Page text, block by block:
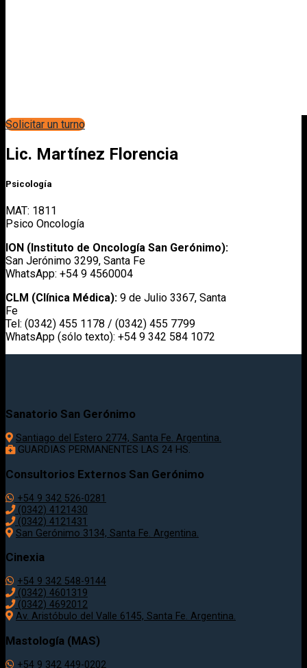
Solicitar un turno
Lic. Martínez Florencia
Psicología
MAT: 1811
Psico Oncología
ION (Instituto de Oncología San Gerónimo):
San Jerónimo 3299, Santa Fe
WhatsApp: +54 9 4560004
CLM (Clínica Médica): 9 de Julio 3367, Santa
Fe
Tel: (0342) 455 1178 / (0342) 455 7799
WhatsApp (sólo texto): +54 9 342 584 1072
Sanatorio San Gerónimo
Santiago del Estero 2774, Santa Fe. Argentina.
GUARDIAS PERMANENTES LAS 24 HS.
Consultorios Externos San Gerónimo
+54 9 342 526-0281
(0342) 4121430
(0342) 4121431
San Gerónimo 3134, Santa Fe. Argentina.
Cinexia
+54 9 342 548-9144
(0342) 4601319
(0342) 4692012
Av. Aristóbulo del Valle 6145, Santa Fe. Argentina.
Mastología (MAS)
+54 9 342 449-0202